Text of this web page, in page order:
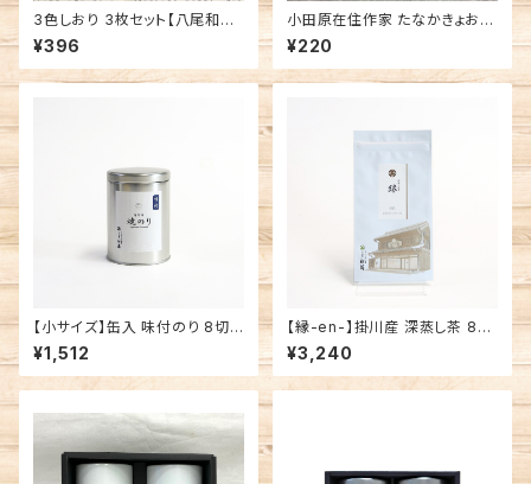
3色しおり 3枚セット【八尾和紙】
桂樹舎
¥396
小田原在住作家 たなかきょおこ
ポストカード イラストレーター
作家作品
¥220
【小サイズ】缶入 味付のり 8切6
4枚 有明海産 焼海苔
¥1,512
【縁-en-】掛川産 深蒸し茶 80
g袋入
¥3,240